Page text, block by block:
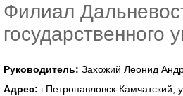
Филиал
государственного
Руководитель: Захожий Леонид
Адрес: г.Петропавловск-Камчатский,